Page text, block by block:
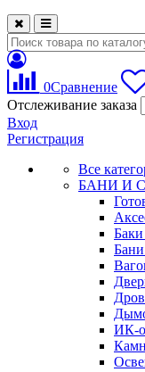
0Сравнение
Отслеживание заказа
Вход
Регистрация
Все
БАНИ И
ИК-